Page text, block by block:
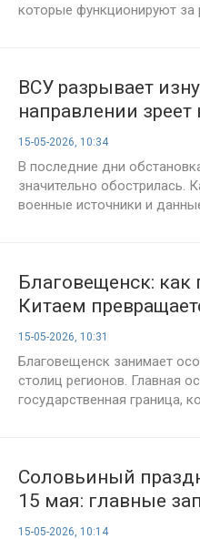
которые функционируют за
ВСУ разрывает
направлении
15-05-2026, 10:34
В последние дни
значительно обострилась.
военные источники и
Благовещенск: как
Китаем
Дальнего Востока
15-05-2026, 10:31
Благовещенск занимает
столиц регионов. Главная
государственная граница,
Соловьиный
15 мая: главные
приметы, которые
15-05-2026, 10:14